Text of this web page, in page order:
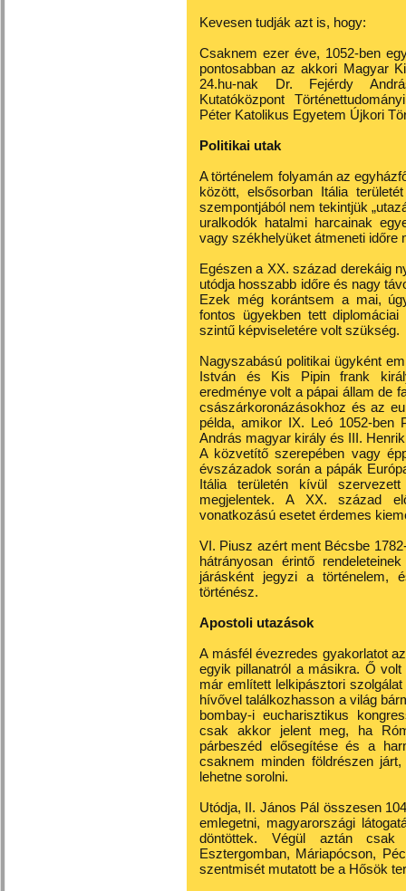
Kevesen tudják azt is, hogy:
Csaknem ezer éve, 1052-ben
pontosabban az akkori Magyar
24.hu-nak Dr. Fejérdy
Kutatóközpont
Péter Katolikus Egyetem Újkori
Politikai utak
A történelem folyamán az
között, elsősorban Itália
szempontjából nem tekintjük
uralkodók hatalmi harcainak
vagy székhelyüket átmeneti időre
Egészen a XX. század derekáig
utódja hosszabb időre és nagy
Ezek még korántsem a mai,
fontos ügyekben tett
szintű képviseletére volt szükség.
Nagyszabású politikai ügyként
István és Kis Pipin frank
eredménye volt a pápai állam de
császárkoronázásokhoz és az
példa, amikor IX. Leó 1052-ben
András magyar király és III.
A közvetítő szerepében vagy
évszázadok során a pápák
Itália területén kívül
megjelentek. A XX. század
vonatkozású esetet érdemes
VI. Piusz azért ment Bécsbe
hátrányosan érintő
járásként jegyzi a történelem,
történész.
Apostoli utazások
A másfél évezredes gyakorlatot
egyik pillanatról a másikra. Ő
már említett lelkipásztori
hívővel találkozhasson a világ
bombay-i eucharisztikus
csak akkor jelent meg, ha
párbeszéd elősegítése és a
csaknem minden földrészen
lehetne sorolni.
Utódja, II. János Pál összesen
emlegetni, magyarországi
döntöttek. Végül aztán
Esztergomban, Máriapócson,
szentmisét mutatott be a Hősök